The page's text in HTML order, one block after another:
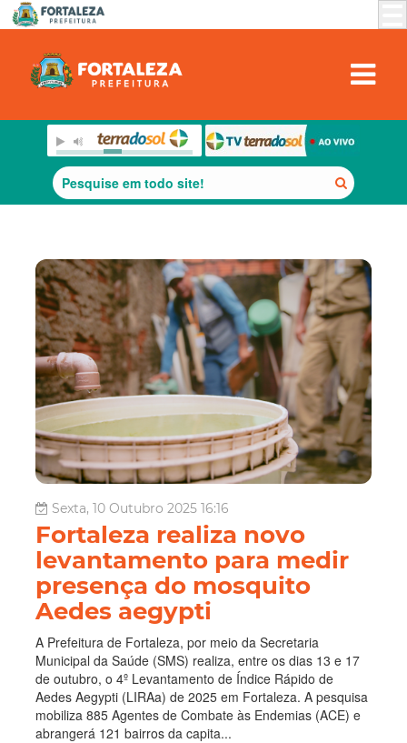
Sexta, 10 Outubro 2025 16:16
Fortaleza realiza novo
levantamento para medir
presença do mosquito
Aedes aegypti
A Prefeitura de Fortaleza, por meio da Secretaria
Municipal da Saúde (SMS) realiza, entre os dias 13 e 17
de outubro, o 4º Levantamento de Índice Rápido de
Aedes Aegypti (LIRAa) de 2025 em Fortaleza. A pesquisa
mobiliza 885 Agentes de Combate às Endemias (ACE) e
abrangerá 121 bairros da capita...